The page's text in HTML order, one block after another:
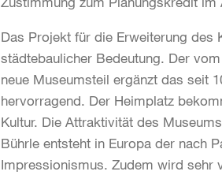
Das Projekt für die Erweiterung des
städtebaulicher Bedeutung. Der
neue Museumsteil ergänzt das seit
hervorragend. Der Heimplatz
Kultur. Die Attraktivität des
Bührle entsteht in Europa der nach
Impressionismus. Zudem wird sehr